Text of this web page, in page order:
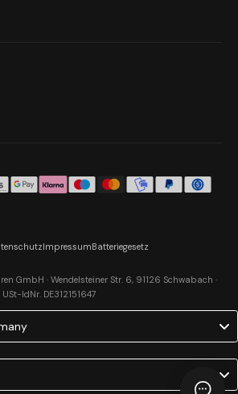
GmbH · Wendelsteiner Str. 6, 91126 Schwabach ·
IdNr. DE312151647
ImpressumBatteriegesetz